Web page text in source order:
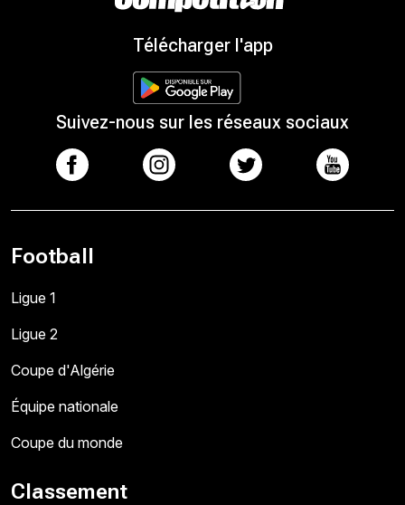
Télécharger l'app
Suivez-nous sur les réseaux sociaux
Football
Ligue 1
Ligue 2
Coupe d'Algérie
Équipe nationale
Coupe du monde
Classement